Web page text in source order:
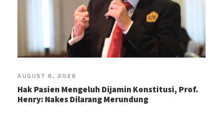
AUGUST 6, 2026
Hak Pasien Mengeluh Dijamin Konstitusi, Prof.
Henry: Nakes Dilarang Merundung